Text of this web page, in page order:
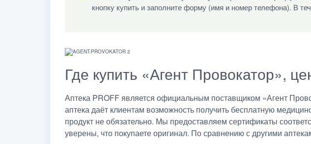
кнопку купить и заполните форму (имя и номер телефона). В
Где купить «Агент Провокатор»,
Аптека PROFF является официальным поставщиком «Агент
аптека даёт клиентам возможность получить бесплатную
продукт не обязательно. Мы предоставляем сертификаты
уверены, что покупаете оригинал. По сравнению с другими